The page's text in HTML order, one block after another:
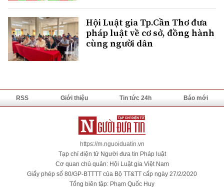
Hội Luật gia Tp.Cần Thơ đưa
pháp luật về cơ sở, đồng hành
cùng người dân
RSS Giới thiệu Tin tức 24h Báo mới
https://m.nguoiduatin.vn
Tạp chí điện tử Người đưa tin Pháp luật
Cơ quan chủ quản: Hội Luật gia Việt Nam
Giấy phép số 80/GP-BTTTT của Bộ TT&TT cấp ngày 27/2/2020
Tổng biên tập: Phạm Quốc Huy